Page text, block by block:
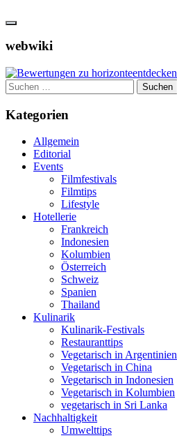
webwiki
Suchen
nach:
Kategorien
Allgemein
Editorial
Events
Filmfestivals
Filmtips
Lifestyle
Hotellerie
Frankreich
Indonesien
Kolumbien
Österreich
Schweiz
Spanien
Thailand
Kulinarik
Kulinarik-Festivals
Restauranttips
Vegetarisch in Argentinien
Vegetarisch in China
Vegetarisch in Indonesien
Vegetarisch in Kolumbien
vegetarisch in Sri Lanka
Nachhaltigkeit
Umwelttips